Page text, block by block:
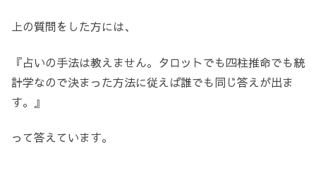
上の質問をした方には、
『占いの手法は教えません。タロットでも四柱推命でも統
計学なので決まった方法に従えば誰でも同じ答えが出ま
す。』
って答えています。